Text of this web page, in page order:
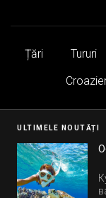
Țări Tururi
ULTIMELE NOUTĂȚI